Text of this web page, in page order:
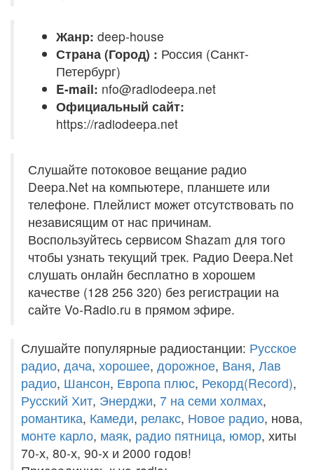
Жанр: deep-house
Страна (Город) : Россия (Санкт-
Петербург)
E-mail: nfo@radiodeepa.net
Официальный сайт:
https://radiodeepa.net
Слушайте потоковое вещание радио
Deepa.Net на компьютере, планшете или
телефоне. Плейлист может отсутствовать по
независящим от нас причинам.
Воспользуйтесь сервисом Shazam для того
чтобы узнать текущий трек. Радио Deepa.Net
слушать онлайн бесплатно в хорошем
качестве (128 256 320) без регистрации на
сайте Vo-Radio.ru в прямом эфире.
Слушайте популярные радиостанции: Русское
радио, дача, хорошее, дорожное, Ваня, Лав
радио, Шансон, Европа плюс, Рекорд(Record),
Русский Хит, Энерджи, 7 на семи холмах,
романтика, Камеди, релакс, Новое радио, нова,
монте карло, маяк, радио пятница, юмор, хиты
70-х, 80-х, 90-х и 2000 годов!